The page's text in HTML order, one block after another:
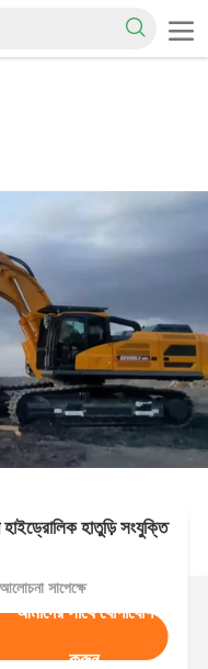
হাতুড়ি সংযুক্তি
সাপেক্ষে
আমাদের সাথে যোগাযোগ
করুন